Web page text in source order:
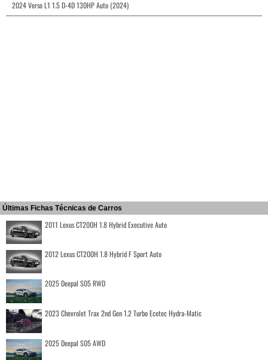
2024 Verso L1 1.5 D-4D 130HP Auto (2024)
Últimas Fichas Técnicas de Carros
2011 Lexus CT200H 1.8 Hybrid Executive Auto
2012 Lexus CT200H 1.8 Hybrid F Sport Auto
2025 Deepal S05 RWD
2023 Chevrolet Trax 2nd Gen 1.2 Turbo Ecotec Hydra-Matic
2025 Deepal S05 AWD